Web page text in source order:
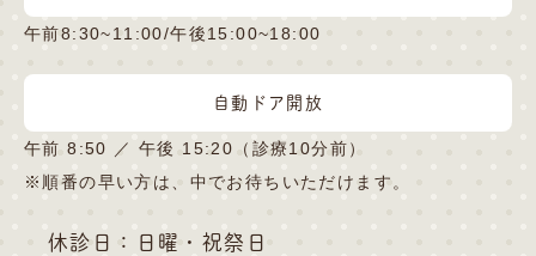
午前8:30~11:00/午後15:00~18:00
自動ドア開放
午前 8:50 ／ 午後 15:20（診療10分前）
※順番の早い方は、中でお待ちいただけます。
休診日：日曜・祝祭日